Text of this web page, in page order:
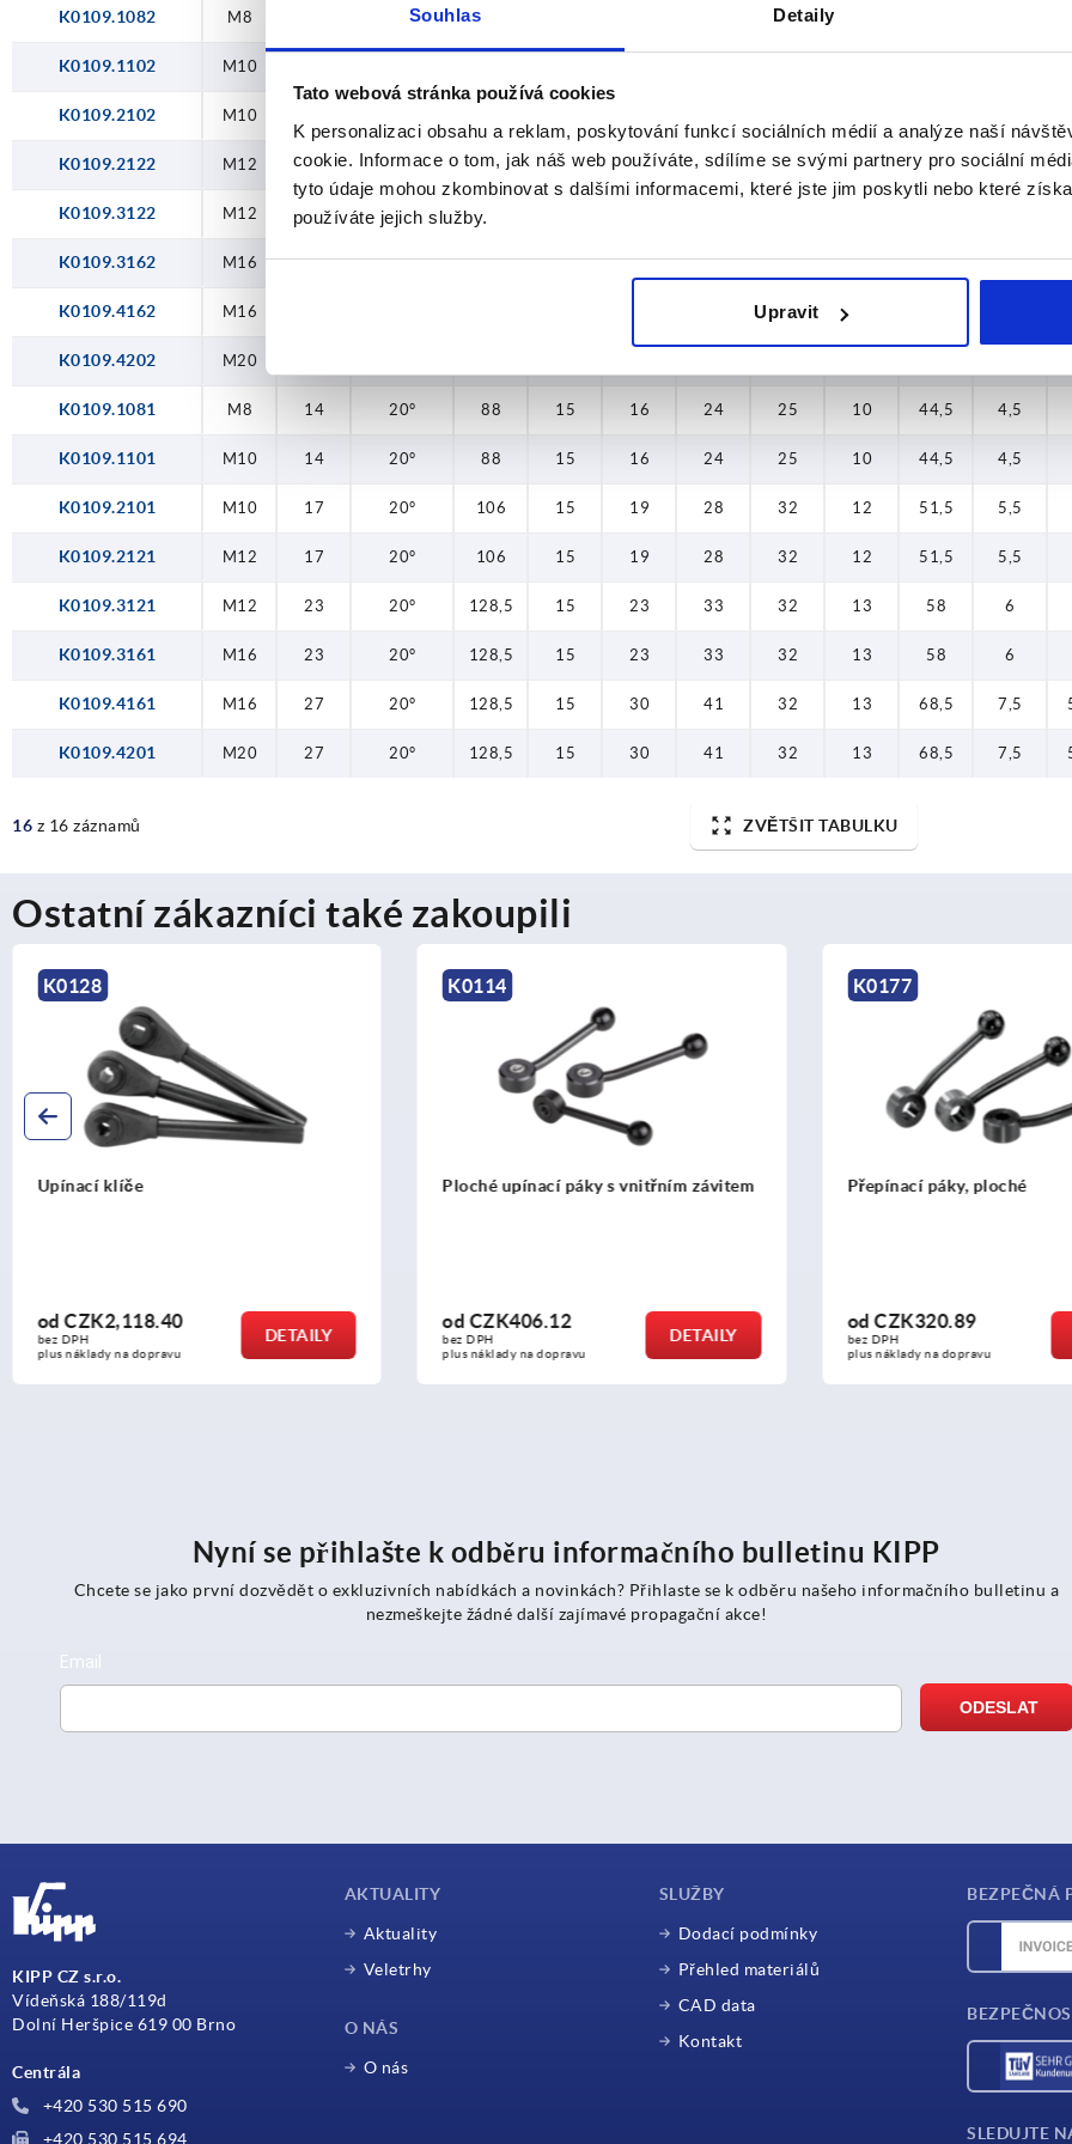
Souhlas Detaily
Tato webová stránka používá cookies
K personalizaci obsahu a reklam, poskytování funkcí sociálních médií a analýze naší
cookie. Informace o tom, jak náš web používáte, sdílíme se svými partnery pro sociální
tyto údaje mohou zkombinovat s dalšími informacemi, které jste jim poskytli nebo které
používáte jejich služby.
Upravit
K0109.1082 M8 0° 25
K0109.1102 M10
K0109.2102 M10
K0109.2122 M12 17 0° 111 — 19 28 32 12 51,5 5,5
K0109.3122 M12 23 0° 134,5
K0109.3162 M16 23 0° 134,5 — 23 33 32 13 58 6
K0109.4162 M16 32
K0109.4202 M20
K0109.1081 M8 14 20° 88 15 16 24 25 10 44,5 4,5
K0109.1101 M10 14 20° 88 15 16 24 25 10 44,5 4,5
K0109.2101 M10 17 20° 106 15 19 28 32 12 51,5 5,5
K0109.2121 M12 17 20° 106 15 19 28 32 12 51,5 5,5
K0109.3121 M12 23 20° 128,5 15 23 33 32 13 58 6
K0109.3161 M16 23 20° 128,5 15 23 33 32 13 58 6
K0109.4161 M16 27 20° 128,5 15 30 41 32 13 68,5 7,5
K0109.4201 M20 27 20° 128,5 15 30 41 32 13 68,5 7,5
16 z 16 záznamů ZVĚTŠIT TABULKU
Ostatní zákazníci také zakoupili
DETAILY
Ploché upínací páky s vnitřním závitem
CZK406.12
bez DPH
plus náklady na dopravu
Přepínací páky, ploché
CZK320.89
bez DPH
plus náklady na dopravu
Nyní se přihlašte k odběru informačního bulletinu KIPP
Chcete se jako první dozvědět o exkluzivních nabídkách a novinkách? Přihlaste se k odběru našeho informačního bulletinu a
nezmeškejte žádné další zajímavé propagační akce!
KIPP CZ s.r.o.
Vídeňská 188/119d
Dolní Heršpice 619 00 Brno
Centrála
+420 530 515 690
+420 530 515 694
AKTUALITY
Aktuality
Veletrhy
O NÁS
O nás
SLUŽBY
Dodací podmínky
Přehled materiálů
CAD data
Kontakt
BEZPEČNÁ
SLEDUJTE